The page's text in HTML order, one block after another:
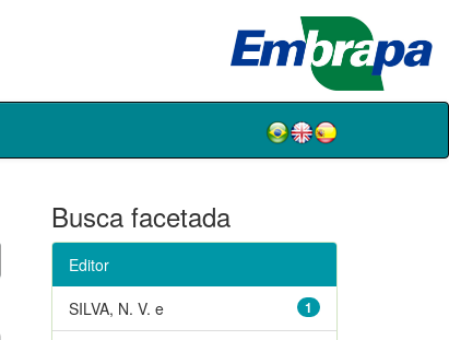
Busca facetada
Editor
1
SILVA, N. V. e